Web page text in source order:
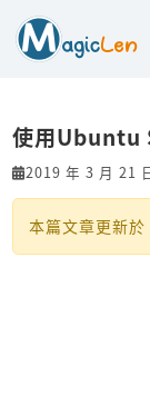
使用Ubuntu
2019 年 3 月 21
本篇文章更新於